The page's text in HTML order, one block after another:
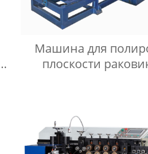
Машина для
плоскости